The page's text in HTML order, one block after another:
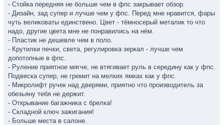
- Стойка передняя не больше чем в фпс закрывает обзор.
- Дизайн, зад супер и лучше чем у фпс. Перед мне нравится, фары
чуть великоваты единствено. Цвет - тёмносерый металик то что
надо, другие цвета мне не понравились на нём.
- Пластик не дешевле чем в поло.
- Крутилки печки, света, регулировка зеркал - лучше чем
допотопные в фпс.
- Руление приятное мягче, не втягивает руль в середину как у фпс.
Подвеска супер, не гремит на мелких ямках как у фпс.
- Микролифт ручек над дверями, приятно что производитель за
обезьяну тебя не держит.
- Открывание багажника с брелка!
- Складной ключ зажигания!
- Больше места в салоне.